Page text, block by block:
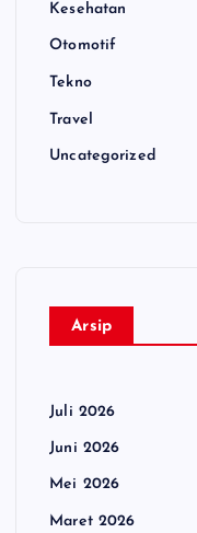
Kesehatan
Otomotif
Tekno
Travel
Uncategorized
Arsip
Juli 2026
Juni 2026
Mei 2026
Maret 2026